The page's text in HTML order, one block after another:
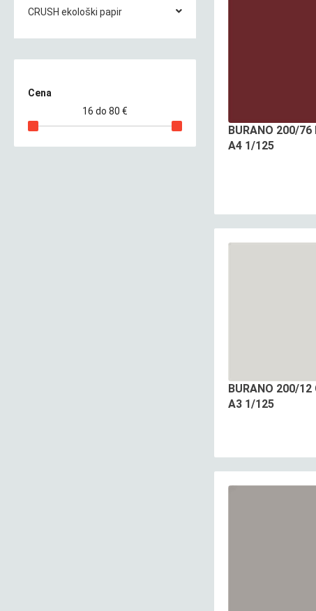
CRUSH ekološki papir
Cena
16 do 80 €
BURANO 200/76
A4 1/125
BURANO 200/12
A3 1/125